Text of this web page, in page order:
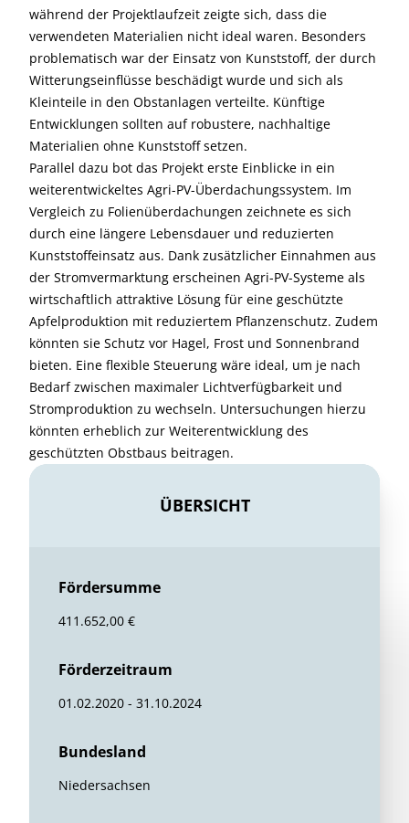
während der Projektlaufzeit zeigte sich, dass die
verwendeten Materialien nicht ideal waren. Besonders
problematisch war der Einsatz von Kunststoff, der durch
Witterungseinflüsse beschädigt wurde und sich als
Kleinteile in den Obstanlagen verteilte. Künftige
Entwicklungen sollten auf robustere, nachhaltige
Materialien ohne Kunststoff setzen.
Parallel dazu bot das Projekt erste Einblicke in ein
weiterentwickeltes Agri-PV-Überdachungssystem. Im
Vergleich zu Folienüberdachungen zeichnete es sich
durch eine längere Lebensdauer und reduzierten
Kunststoffeinsatz aus. Dank zusätzlicher Einnahmen aus
der Stromvermarktung erscheinen Agri-PV-Systeme als
wirtschaftlich attraktive Lösung für eine geschützte
Apfelproduktion mit reduziertem Pflanzenschutz. Zudem
könnten sie Schutz vor Hagel, Frost und Sonnenbrand
bieten. Eine flexible Steuerung wäre ideal, um je nach
Bedarf zwischen maximaler Lichtverfügbarkeit und
Stromproduktion zu wechseln. Untersuchungen hierzu
könnten erheblich zur Weiterentwicklung des
geschützten Obstbaus beitragen.
ÜBERSICHT
Fördersumme
411.652,00 €
Förderzeitraum
01.02.2020 - 31.10.2024
Bundesland
Niedersachsen